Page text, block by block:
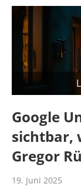
Google
sichtbar,
Gregor
19. Juni 2025